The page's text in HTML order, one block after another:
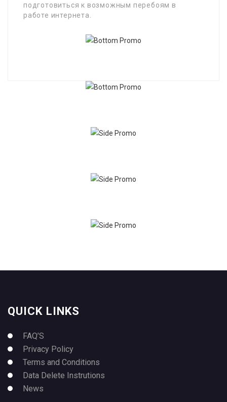
подготовиться к возможным перебоям в
работе интернета.
QUICK LINKS
FAQ’S
Privacy Policy
Terms and Conditions
Data Delete Instrutions
News